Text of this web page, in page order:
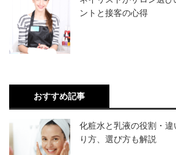
ミラーネイルとは、「ミラーパウダ
ーを使用したネイル技法です。
がりに気品が感じられるだけでなく、
ワンカラーでも存在感あるネイルに
さらにミラーパウダーを硬化ジェル
の種類を増やす
こともできます。
ネイルブラシを使ってネイル
パウダーをつけない箇所にノ
ップジェルを塗り、LEDライ
す。
※マットトップジェルをつけ
ーはつきません。
休日であれば、クリアにゴールドを
スなデザインにチャレンジしてみては
オン・オフどちらも適しているのが
ンチと言えます。
そのため、硬化後に拭き取りが必要
を使用するようにしましょう。また
ことで対応可能です。
ントと接客の心得
おすすめ記事
化粧水と乳液の役割・
り方、選び方も解説